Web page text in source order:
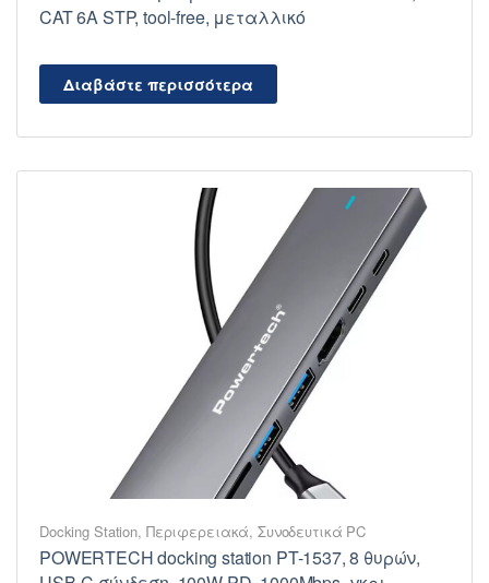
CAT 6A STP, tool-free, μεταλλικό
Διαβάστε περισσότερα
Docking Station, Περιφερειακά,Συνοδευτικά PC
POWERTECH docking station PT-1537, 8 θυρών,